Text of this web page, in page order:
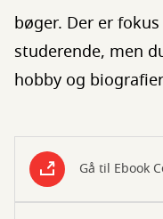
bøger. Der er
studerende, men
hobby og
Gå til Ebook